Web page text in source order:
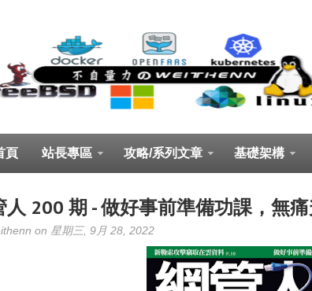
頁 站長專區 攻略/系列文章 基礎架構
人 200 期 - 做好事前準備功課，無痛
on 星期三, 9月 28, 2022